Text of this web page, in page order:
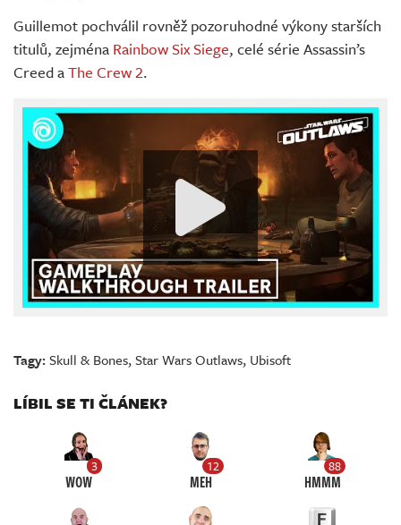
Guillemot pochválil rovněž pozoruhodné výkony starších
titulů, zejména Rainbow Six Siege, celé série Assassin’s
Creed aThe Crew 2.
Tagy:Skull & Bones,Star Wars Outlaws, Ubisoft
LÍBIL SE TI ČLÁNEK?
3
WOW
12
MEH
88
HMMM